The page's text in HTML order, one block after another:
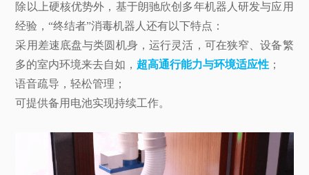
除以上硬核优势外，基于朗驰欣创多年机器人研发与应用
经验，“终结者”消毒机器人还有以下特点：
采用差速底盘与类圆机身，运行灵活，可在狭窄、设备繁
多的室内环境来去自如， 超高通行能力与环境适应性 ；
语音疏导，轻松管理；
可提供备用电池实现持续工作。